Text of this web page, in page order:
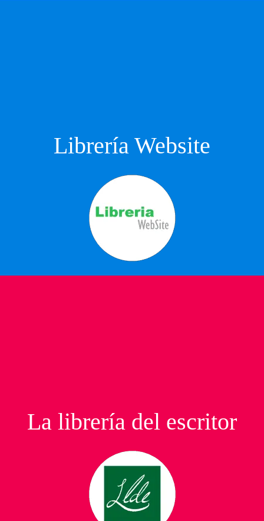
Librería Website
La librería del escritor